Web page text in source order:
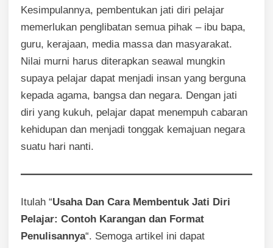
Kesimpulannya, pembentukan jati diri pelajar
memerlukan penglibatan semua pihak – ibu bapa,
guru, kerajaan, media massa dan masyarakat.
Nilai murni harus diterapkan seawal mungkin
supaya pelajar dapat menjadi insan yang berguna
kepada agama, bangsa dan negara. Dengan jati
diri yang kukuh, pelajar dapat menempuh cabaran
kehidupan dan menjadi tonggak kemajuan negara
suatu hari nanti.
Itulah “Usaha Dan Cara Membentuk Jati Diri
Pelajar: Contoh Karangan dan Format
Penulisannya“. Semoga artikel ini dapat